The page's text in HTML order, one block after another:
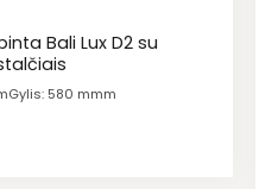
Bali Lux D2 su
Gylis: 580 mmm